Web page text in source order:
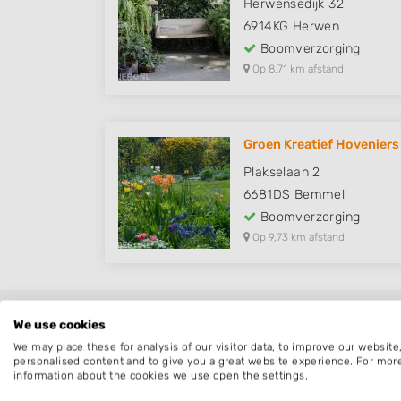
Herwensedijk 32
6914KG Herwen
Boomverzorging
Op 8,71 km afstand
Groen Kreatief Hoveniers
Plakselaan 2
6681DS Bemmel
Boomverzorging
Op 9,73 km afstand
Boomverzorging
Een overzicht van hoveniers en
We use cookies
We may place these for analysis of our visitor data, to improve our
personalised content and to give you a great website experience. For
information about the cookies we use open the settings.